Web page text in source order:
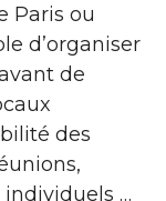
Paris ou
d’organiser
de
des
individuels …